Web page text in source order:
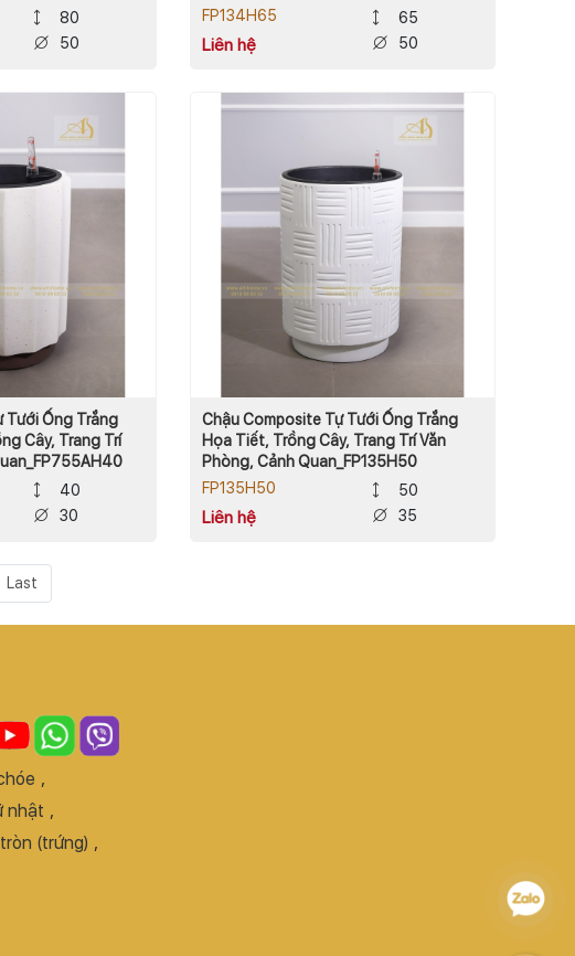
80
50
FP134H65
Liên hệ
65
50
Tưới Ống Trắng
Cây, Trang Trí
40
30
Chậu Composite Tự Tưới Ống Trắng
Họa Tiết, Trồng Cây, Trang Trí Văn
Phòng, Cảnh Quan_FP135H50
FP135H50
Liên hệ
50
35
Last
,
nhật ,
(trứng) ,